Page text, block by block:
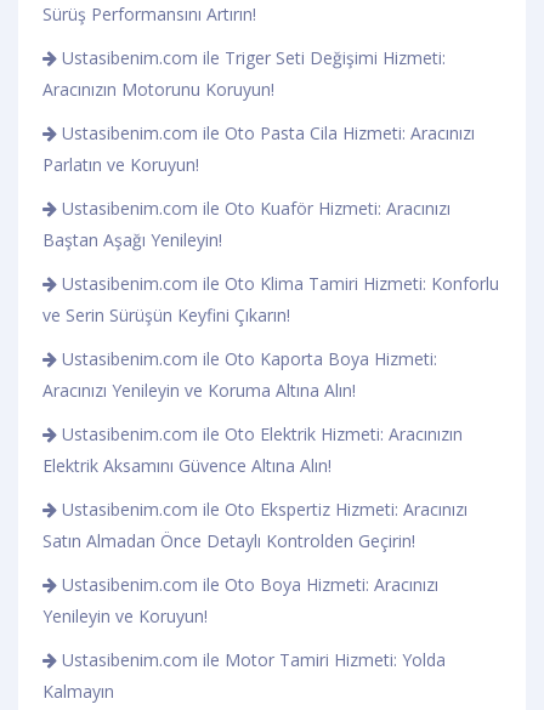
Sürüş Performansını Artırın!
Ustasibenim.com ile Triger Seti Değişimi Hizmeti:
Aracınızın Motorunu Koruyun!
Ustasibenim.com ile Oto Pasta Cila Hizmeti: Aracınızı
Parlatın ve Koruyun!
Ustasibenim.com ile Oto Kuaför Hizmeti: Aracınızı
Baştan Aşağı Yenileyin!
Ustasibenim.com ile Oto Klima Tamiri Hizmeti: Konforlu
ve Serin Sürüşün Keyfini Çıkarın!
Ustasibenim.com ile Oto Kaporta Boya Hizmeti:
Aracınızı Yenileyin ve Koruma Altına Alın!
Ustasibenim.com ile Oto Elektrik Hizmeti: Aracınızın
Elektrik Aksamını Güvence Altına Alın!
Ustasibenim.com ile Oto Ekspertiz Hizmeti: Aracınızı
Satın Almadan Önce Detaylı Kontrolden Geçirin!
Ustasibenim.com ile Oto Boya Hizmeti: Aracınızı
Yenileyin ve Koruyun!
Ustasibenim.com ile Motor Tamiri Hizmeti: Yolda
Kalmayın